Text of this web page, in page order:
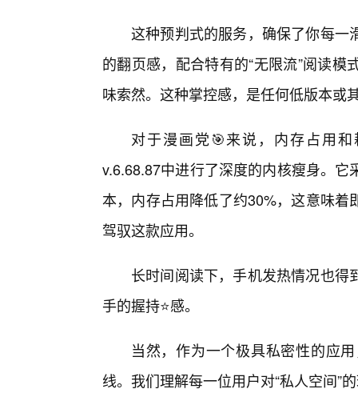
这种预判式的服务，确保了你每一
的翻页感，配合特有的“无限流”阅读
味索然。这种掌控感，是任何低版本或
对于漫画党🎯来说，内存占用
v.6.68.87中进行了深度的内核瘦身。
本，内存占用降低了约30%，这意味
驾驭这款应用。
长时间阅读下，手机发热情况也
手的握持⭐感。
当然，作为一个极具私密性的应
线。我们理解每一位用户对“私人空间”